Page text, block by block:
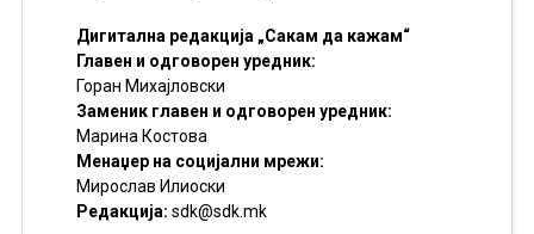
Дигитална редакција „Сакам да кажам“
Главен и одговорен уредник:
Горан Михајловски
Заменик главен и одговорен уредник:
Марина Костова
Менаџер на социјални мрежи:
Мирослав Илиоски
Редакцијa: sdk@sdk.mk